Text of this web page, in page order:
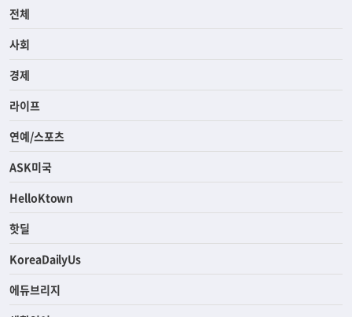
전체
사회
경제
라이프
연예/스포츠
ASK미국
HelloKtown
핫딜
KoreaDailyUs
에듀브리지